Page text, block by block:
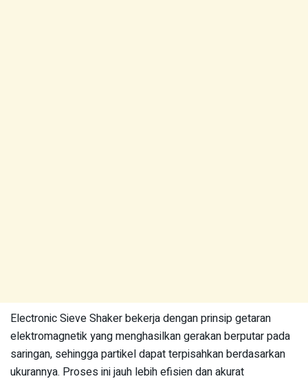
Electronic Sieve Shaker bekerja dengan prinsip getaran
elektromagnetik yang menghasilkan gerakan berputar pada
saringan, sehingga partikel dapat terpisahkan berdasarkan
ukurannya. Proses ini jauh lebih efisien dan akurat